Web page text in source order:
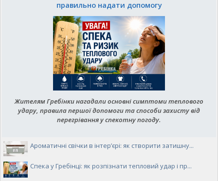
правильно надати допомогу
Жителям Гребінки нагадали основні симптоми теплового
удару, правила першої допомоги та способи захисту від
перегрівання у спекотну погоду.
Ароматичні свічки в інтер’єрі: як створити затишну...
Спека у Гребінці: як розпізнати тепловий удар і пр...